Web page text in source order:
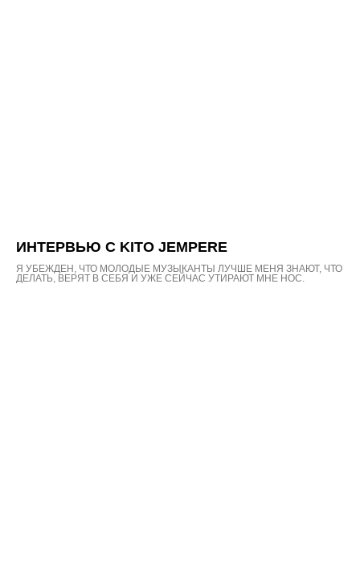
ИНТЕРВЬЮ С KITO JEMPERE
Я УБЕЖДЕН, ЧТО МОЛОДЫЕ МУЗЫКАНТЫ ЛУЧШЕ МЕНЯ ЗНАЮТ, ЧТО
ДЕЛАТЬ, ВЕРЯТ В СЕБЯ И УЖЕ СЕЙЧАС УТИРАЮТ МНЕ НОС.